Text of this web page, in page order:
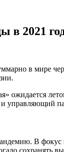
в 2021
в мире
ожидается
управляющий
В
сохранять